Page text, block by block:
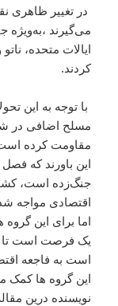
در تغییر ظاهری
می‌گیرند ،به‌ویژه
ایالات متحده،
کردند.
با توجه به این
مسلح اضافی در
مقاومت کرده است.
این باورند که
جنگ‌زده است،
اقتصادی مواجه
اما برای این
یک فرصت است تا
است به فاجعه
این گروه ها کمک
نویسنده درین